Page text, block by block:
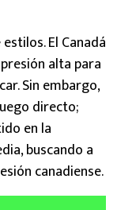
El Canadá
alta para
Sin embargo,
directo;
en la
buscando a
canadiense.